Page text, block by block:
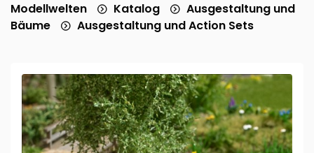
Modellwelten Katalog
Ausgestaltung und
Bäume
Ausgestaltung und Action Sets